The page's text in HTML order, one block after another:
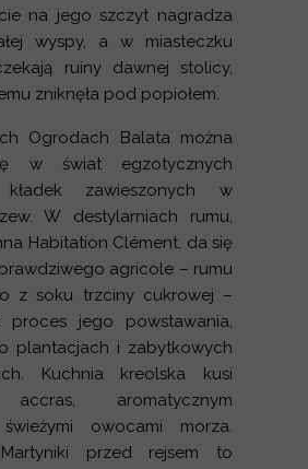
na jego szczyt nagradza
wyspy, a w miasteczku
ruiny dawnej stolicy,
zniknęła pod popiołem.
Ogrodach Balata można
w świat egzotycznych
zawieszonych w
W destylarniach rumu,
Habitation Clément, da się
agricole – rumu
z soku trzciny cukrowej –
proces jego powstawania,
plantacjach i zabytkowych
Kuchnia kreolska kusi
accras, aromatycznym
owocami morza.
przed rejsem to